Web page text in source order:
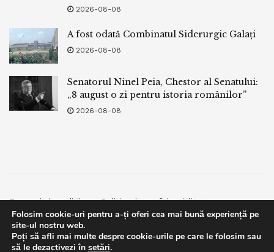
2026-08-08
A fost odată Combinatul Siderurgic Galați
2026-08-08
Senatorul Ninel Peia, Chestor al Senatului:
„8 august o zi pentru istoria românilor”
2026-08-08
Termeni si conditii
Politica de confidentialitate
Facebook
Contact
© 2019bpnews- Business & Politics Newsbpnews.
Folosim cookie-uri pentru a-ți oferi cea mai bună experiență pe
site-ul nostru web.
Poți să afli mai multe despre cookie-urile pe care le folosim sau
să le dezactivezi în setări.
This website uses GDPR cookies. By continuing to use this